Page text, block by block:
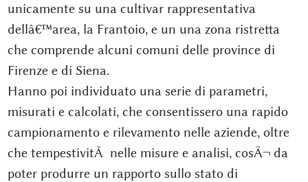
unicamente su una cultivar rappresentativa
dellâ€™area, la Frantoio, e un una zona ristretta
che comprende alcuni comuni delle province di
Firenze e di Siena.
Hanno poi individuato una serie di parametri,
misurati e calcolati, che consentissero una rapido
campionamento e rilevamento nelle aziende, oltre
che tempestivitÃ nelle misure e analisi, cosÃ¬ da
poter produrre un rapporto sullo stato di